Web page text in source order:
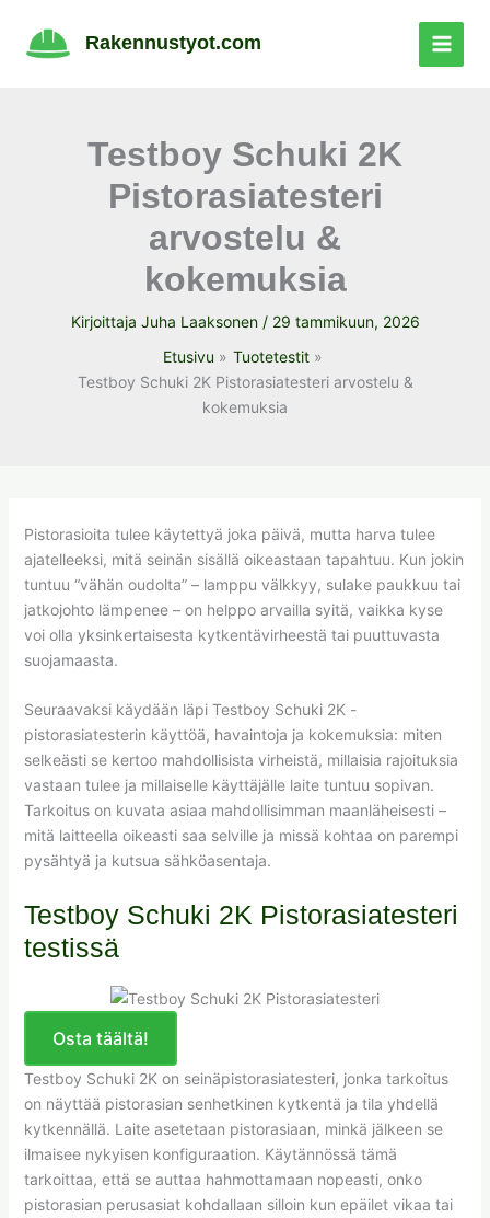
sisältöön
Rakennustyot.com
Testboy Schuki 2K
Pistorasiatesteri
arvostelu &
kokemuksia
Kirjoittaja Juha Laaksonen / 29 tammikuun, 2026
Etusivu
Tuotetestit
Testboy Schuki 2K Pistorasiatesteri arvostelu &
kokemuksia
Pistorasioita tulee käytettyä joka päivä, mutta harva tulee
ajatelleeksi, mitä seinän sisällä oikeastaan tapahtuu. Kun jokin
tuntuu “vähän oudolta” – lamppu välkkyy, sulake paukkuu tai
jatkojohto lämpenee – on helppo arvailla syitä, vaikka kyse
voi olla yksinkertaisesta kytkentävirheestä tai puuttuvasta
suojamaasta.
Seuraavaksi käydään läpi Testboy Schuki 2K -
pistorasiatesterin käyttöä, havaintoja ja kokemuksia: miten
selkeästi se kertoo mahdollisista virheistä, millaisia rajoituksia
vastaan tulee ja millaiselle käyttäjälle laite tuntuu sopivan.
Tarkoitus on kuvata asiaa mahdollisimman maanläheisesti –
mitä laitteella oikeasti saa selville ja missä kohtaa on parempi
pysähtyä ja kutsua sähköasentaja.
Testboy Schuki 2K Pistorasiatesteri
testissä
Osta täältä!
Testboy Schuki 2K on seinäpistorasiatesteri, jonka tarkoitus
on näyttää pistorasian senhetkinen kytkentä ja tila yhdellä
kytkennällä. Laite asetetaan pistorasiaan, minkä jälkeen se
ilmaisee nykyisen konfiguraation. Käytännössä tämä
tarkoittaa, että se auttaa hahmottamaan nopeasti, onko
pistorasian perusasiat kohdallaan silloin kun epäilet vikaa tai